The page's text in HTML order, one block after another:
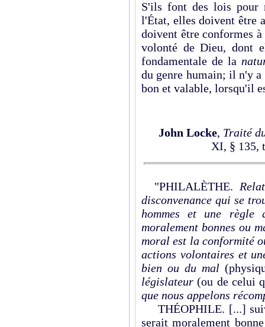
S'ils font des lois pour
l'État, elles doivent être
doivent être conformes
volonté de Dieu, dont
fondamentale de la
du genre humain; il n'y a
bon et valable, lorsqu'il
John Locke, Traité
XI, § 135,
"PHILALÈTHE.
disconvenance qui se
hommes et une
moralement bonnes ou
moral est la conformité
actions volontaires et
bien ou du mal
législateur (ou de celui
que nous appelons
THÉOPHILE. [...]
serait moralement